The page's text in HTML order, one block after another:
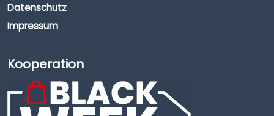
Datenschutz
Impressum
Kooperation